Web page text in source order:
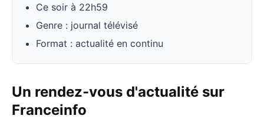
Ce soir à 22h59
Genre : journal télévisé
Format : actualité en continu
Un rendez-vous d'actualité sur
Franceinfo